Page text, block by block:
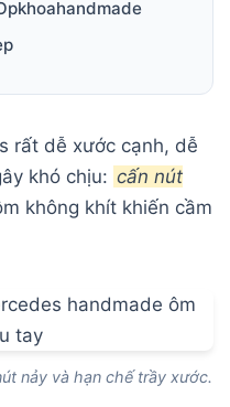
rất dễ xước cạnh, dễ
khó chịu: cấn nút
không khít khiến cầm
nảy và hạn chế trầy xước.